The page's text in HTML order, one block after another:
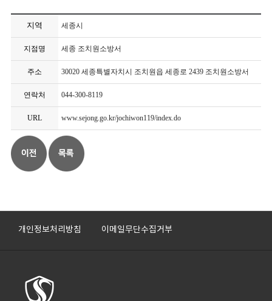
지역 세종시
지점명 세종 조치원소방서
주소 30020 세종특별자치시 조치원읍 세종로 2439 조치원소방서
연락처 044-300-8119
URL www.sejong.go.kr/jochiwon119/index.do
개인정보처리방침 이메일무단수집거부